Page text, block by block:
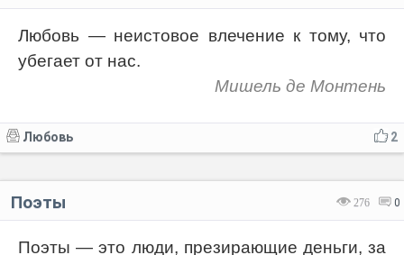
Любовь — неистовое влечение к тому, что
убегает от нас.
Мишель де Монтень
2
Любовь
276 0
Поэты
Поэты — это люди, презирающие деньги, за